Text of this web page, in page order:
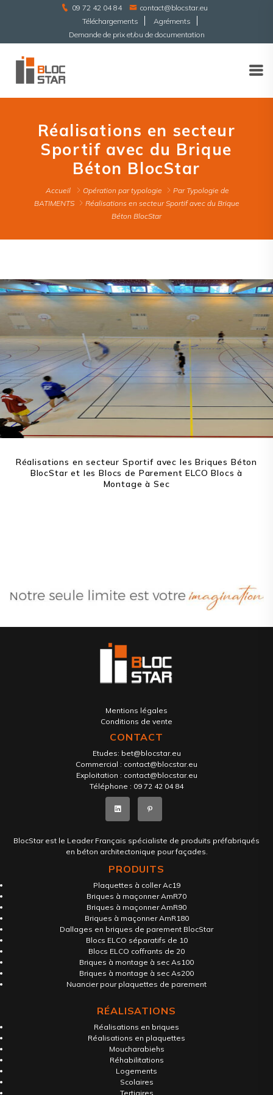
09 72 42 04 84
contact@blocstar.eu
Téléchargements
Agréments
Demande de prix et/ou de documentation
Réalisations en secteur
Sportif avec du Brique
Béton BlocStar
Accueil Opération par typologie
Par Typologie de
BATIMENTS
Réalisations en secteur Sportif avec du Brique
Béton BlocStar
Réalisations en secteur Sportif avec les Briques Béton
BlocStar et les Blocs de Parement ELCO Blocs à
Montage à Sec
Mentions légales
Conditions de vente
CONTACT
Etudes: bet@blocstar.eu
Commercial : contact@blocstar.eu
Exploitation : contact@blocstar.eu
Téléphone : 09 72 42 04 84
BlocStar est le Leader Français spécialiste de produits préfabriqués
en béton architectonique pour façades.
PRODUITS
Plaquettes à coller Ac19
Briques à maçonner AmR70
Briques à maçonner AmR90
Briques à maçonner AmR180
Dallages en briques de parement BlocStar
Blocs ELCO séparatifs de 10
Blocs ELCO coffrants de 20
Briques à montage à sec As100
Briques à montage à sec As200
Nuancier pour plaquettes de parement
RÉALISATIONS
Réalisations en briques
Réalisations en plaquettes
Moucharabiehs
Réhabilitations
Logements
Scolaires
Tertiaires